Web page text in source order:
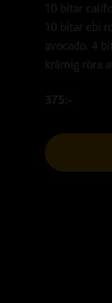
10 bitar
10 bitar ebi
avocado. 4
krämig röra
375:-